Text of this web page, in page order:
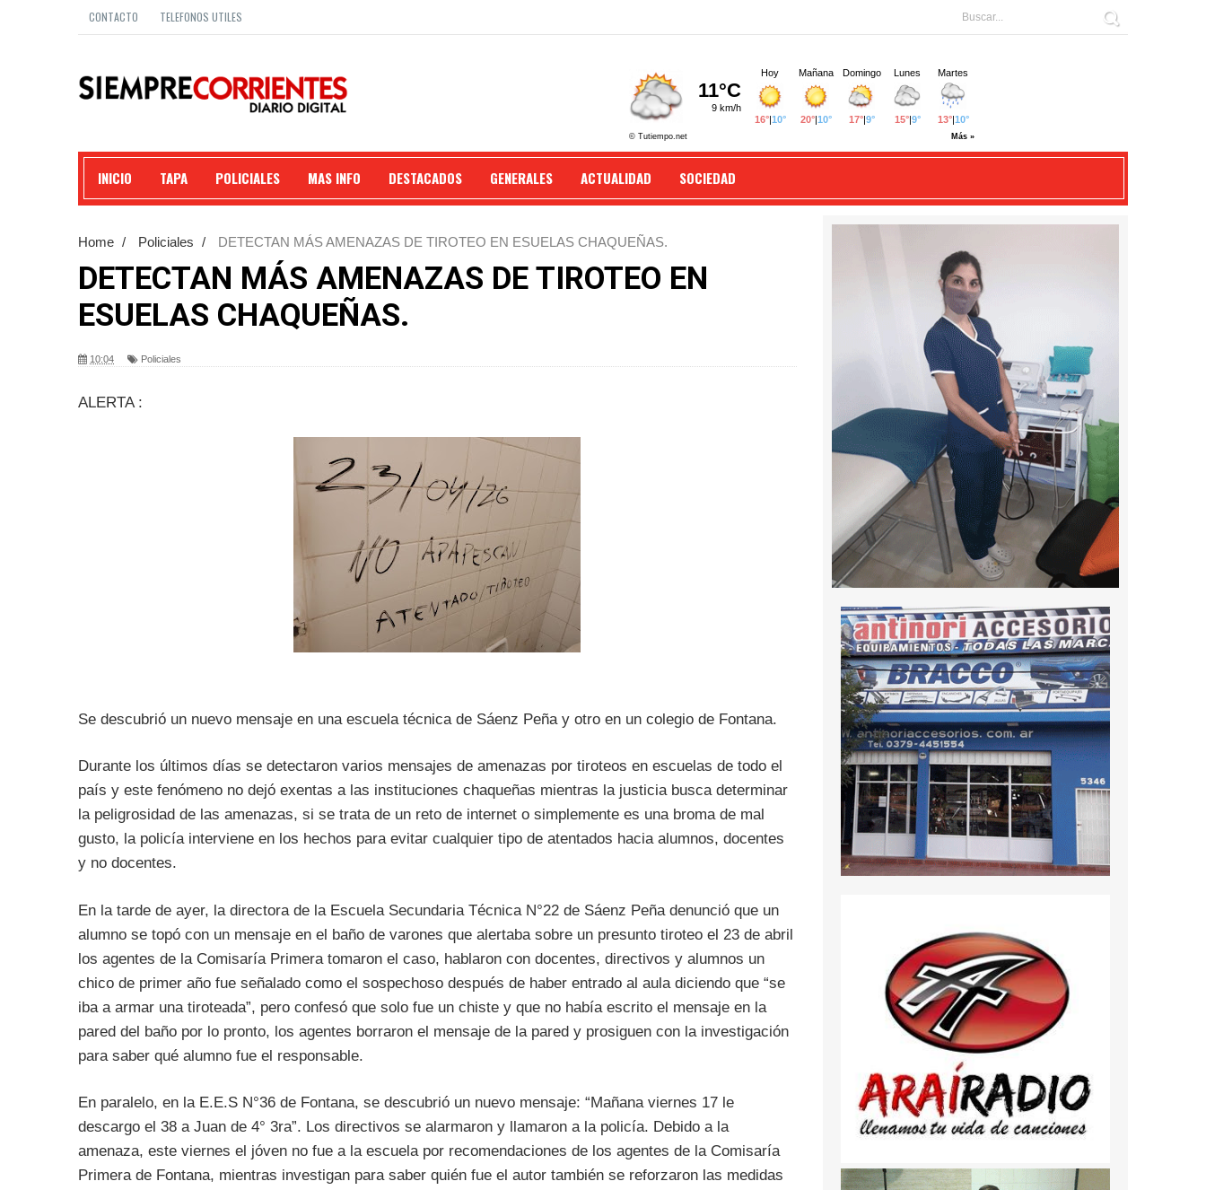
CONTACTO TELEFONOS UTILES
INICIO TAPA POLICIALES MAS INFO DESTACADOS GENERALES ACTUALIDAD SOCIEDAD
Home / Policiales / DETECTAN MÁS AMENAZAS DE TIROTEO EN ESUELAS CHAQUEÑAS.
DETECTAN MÁS AMENAZAS DE TIROTEO EN
ESUELAS CHAQUEÑAS.
10:04 Policiales
ALERTA :
Se descubrió un nuevo mensaje en una escuela técnica de Sáenz Peña y otro en un colegio de Fontana.
Durante los últimos días se detectaron varios mensajes de amenazas por tiroteos en escuelas de todo el
país y este fenómeno no dejó exentas a las instituciones chaqueñas mientras la justicia busca determinar
la peligrosidad de las amenazas, si se trata de un reto de internet o simplemente es una broma de mal
gusto, la policía interviene en los hechos para evitar cualquier tipo de atentados hacia alumnos, docentes
y no docentes.
En la tarde de ayer, la directora de la Escuela Secundaria Técnica N°22 de Sáenz Peña denunció que un
alumno se topó con un mensaje en el baño de varones que alertaba sobre un presunto tiroteo el 23 de abril
los agentes de la Comisaría Primera tomaron el caso, hablaron con docentes, directivos y alumnos un
chico de primer año fue señalado como el sospechoso después de haber entrado al aula diciendo que “se
iba a armar una tiroteada”, pero confesó que solo fue un chiste y que no había escrito el mensaje en la
pared del baño por lo pronto, los agentes borraron el mensaje de la pared y prosiguen con la investigación
para saber qué alumno fue el responsable.
En paralelo, en la E.E.S N°36 de Fontana, se descubrió un nuevo mensaje: “Mañana viernes 17 le
descargo el 38 a Juan de 4° 3ra”. Los directivos se alarmaron y llamaron a la policía. Debido a la
amenaza, este viernes el jóven no fue a la escuela por recomendaciones de los agentes de la Comisaría
Primera de Fontana, mientras investigan para saber quién fue el autor también se reforzaron las medidas